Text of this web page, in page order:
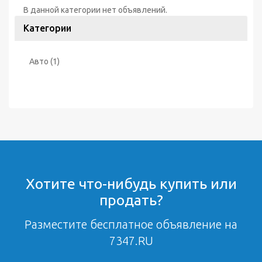
В данной категории нет объявлений.
Категории
Авто (1)
Хотите что-нибудь купить или
продать?
Разместите бесплатное объявление на
7347.RU